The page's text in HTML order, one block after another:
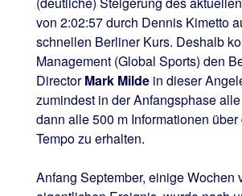
von 2:02:57 durch Dennis Kimetto
schnellen Berliner Kurs. Deshalb
Management (Global Sports) den
DirectorMark Mildein dieser
zumindest in der Anfangsphase
dann alle 500 m Informationen
Tempo zu erhalten.
Anfang September, einige Wochen